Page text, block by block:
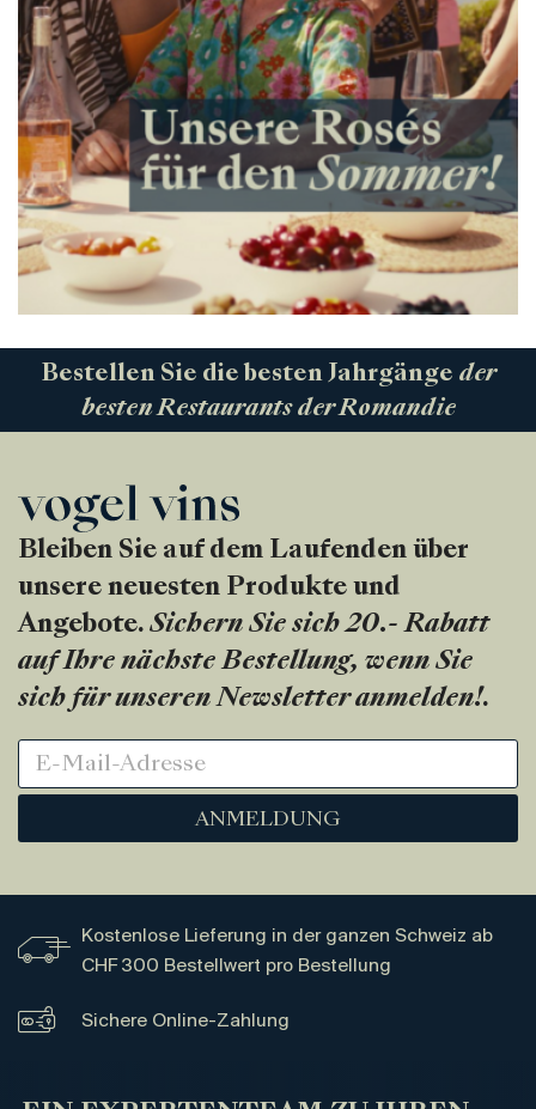
Bestellen Sie die besten Jahrgänge der
besten Restaurants der Romandie
Bleiben Sie auf dem Laufenden über
unsere neuesten Produkte und
Angebote. Sichern Sie sich 20.- Rabatt
auf Ihre nächste Bestellung, wenn Sie
sich für unseren Newsletter anmelden!.
ANMELDUNG
Kostenlose Lieferung in der ganzen Schweiz ab
CHF 300 Bestellwert pro Bestellung
Sichere Online-Zahlung